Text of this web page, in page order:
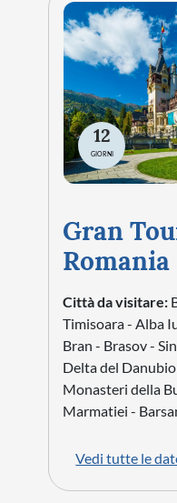
12
GIORNI
Gran
Romania
Città da visitare:
Timisoara - Alba
Bran - Brasov -
Delta del
Monasteri della
Marmatiei -
Vedi tutte le